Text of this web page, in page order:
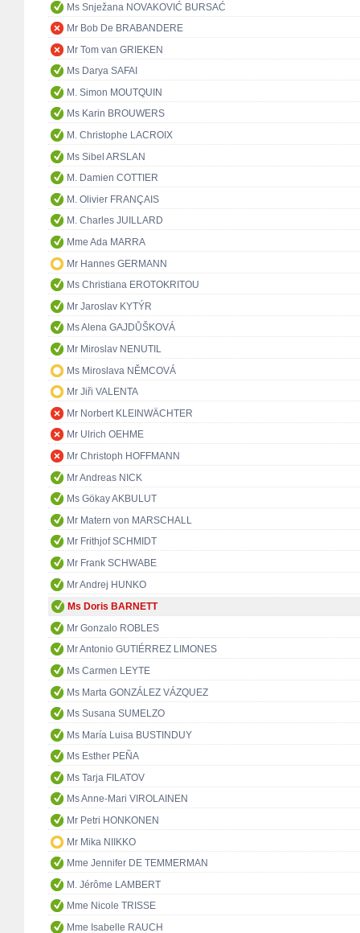
Ms Snježana NOVAKOVIĆ BURSAĆ
Mr Bob De BRABANDERE
Mr Tom van GRIEKEN
Ms Darya SAFAI
M. Simon MOUTQUIN
Ms Karin BROUWERS
M. Christophe LACROIX
Ms Sibel ARSLAN
M. Damien COTTIER
M. Olivier FRANÇAIS
M. Charles JUILLARD
Mme Ada MARRA
Mr Hannes GERMANN
Ms Christiana EROTOKRITOU
Mr Jaroslav KYTÝR
Ms Alena GAJDŮŠKOVÁ
Mr Miroslav NENUTIL
Ms Miroslava NĚMCOVÁ
Mr Jiři VALENTA
Mr Norbert KLEINWÄCHTER
Mr Ulrich OEHME
Mr Christoph HOFFMANN
Mr Andreas NICK
Ms Gökay AKBULUT
Mr Matern von MARSCHALL
Mr Frithjof SCHMIDT
Mr Frank SCHWABE
Mr Andrej HUNKO
Ms Doris BARNETT
Mr Gonzalo ROBLES
Mr Antonio GUTIÉRREZ LIMONES
Ms Carmen LEYTE
Ms Marta GONZÁLEZ VÁZQUEZ
Ms Susana SUMELZO
Ms María Luisa BUSTINDUY
Ms Esther PEÑA
Ms Tarja FILATOV
Ms Anne-Mari VIROLAINEN
Mr Petri HONKONEN
Mr Mika NIIKKO
Mme Jennifer DE TEMMERMAN
M. Jérôme LAMBERT
Mme Nicole TRISSE
Mme Isabelle RAUCH